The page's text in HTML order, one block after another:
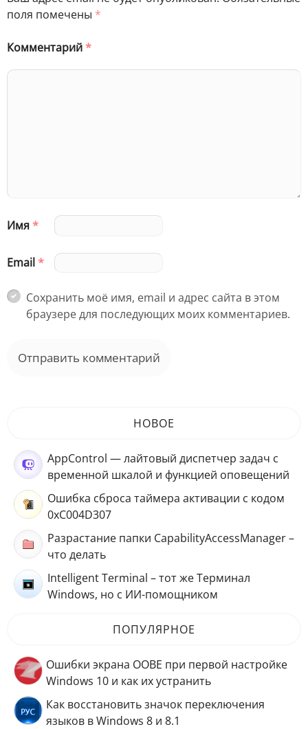
поля помечены *
Комментарий*
Имя*
Email*
Сохранить моё имя, email и адрес сайта в этом
браузере для последующих моих комментариев.
НОВОЕ
AppControl — лайтовый диспетчер задач с
временной шкалой и функцией оповещений
Ошибка сброса таймера активации с кодом
0xC004D307
Разрастание папки CapabilityAccessManager –
что делать
Intelligent Terminal – тот же Терминал
Windows, но с ИИ-помощником
ПОПУЛЯРНОЕ
Ошибки экрана OOBE при первой настройке
Windows 10 и как их устранить
Как восстановить значок переключения
языков в Windows 8 и 8.1